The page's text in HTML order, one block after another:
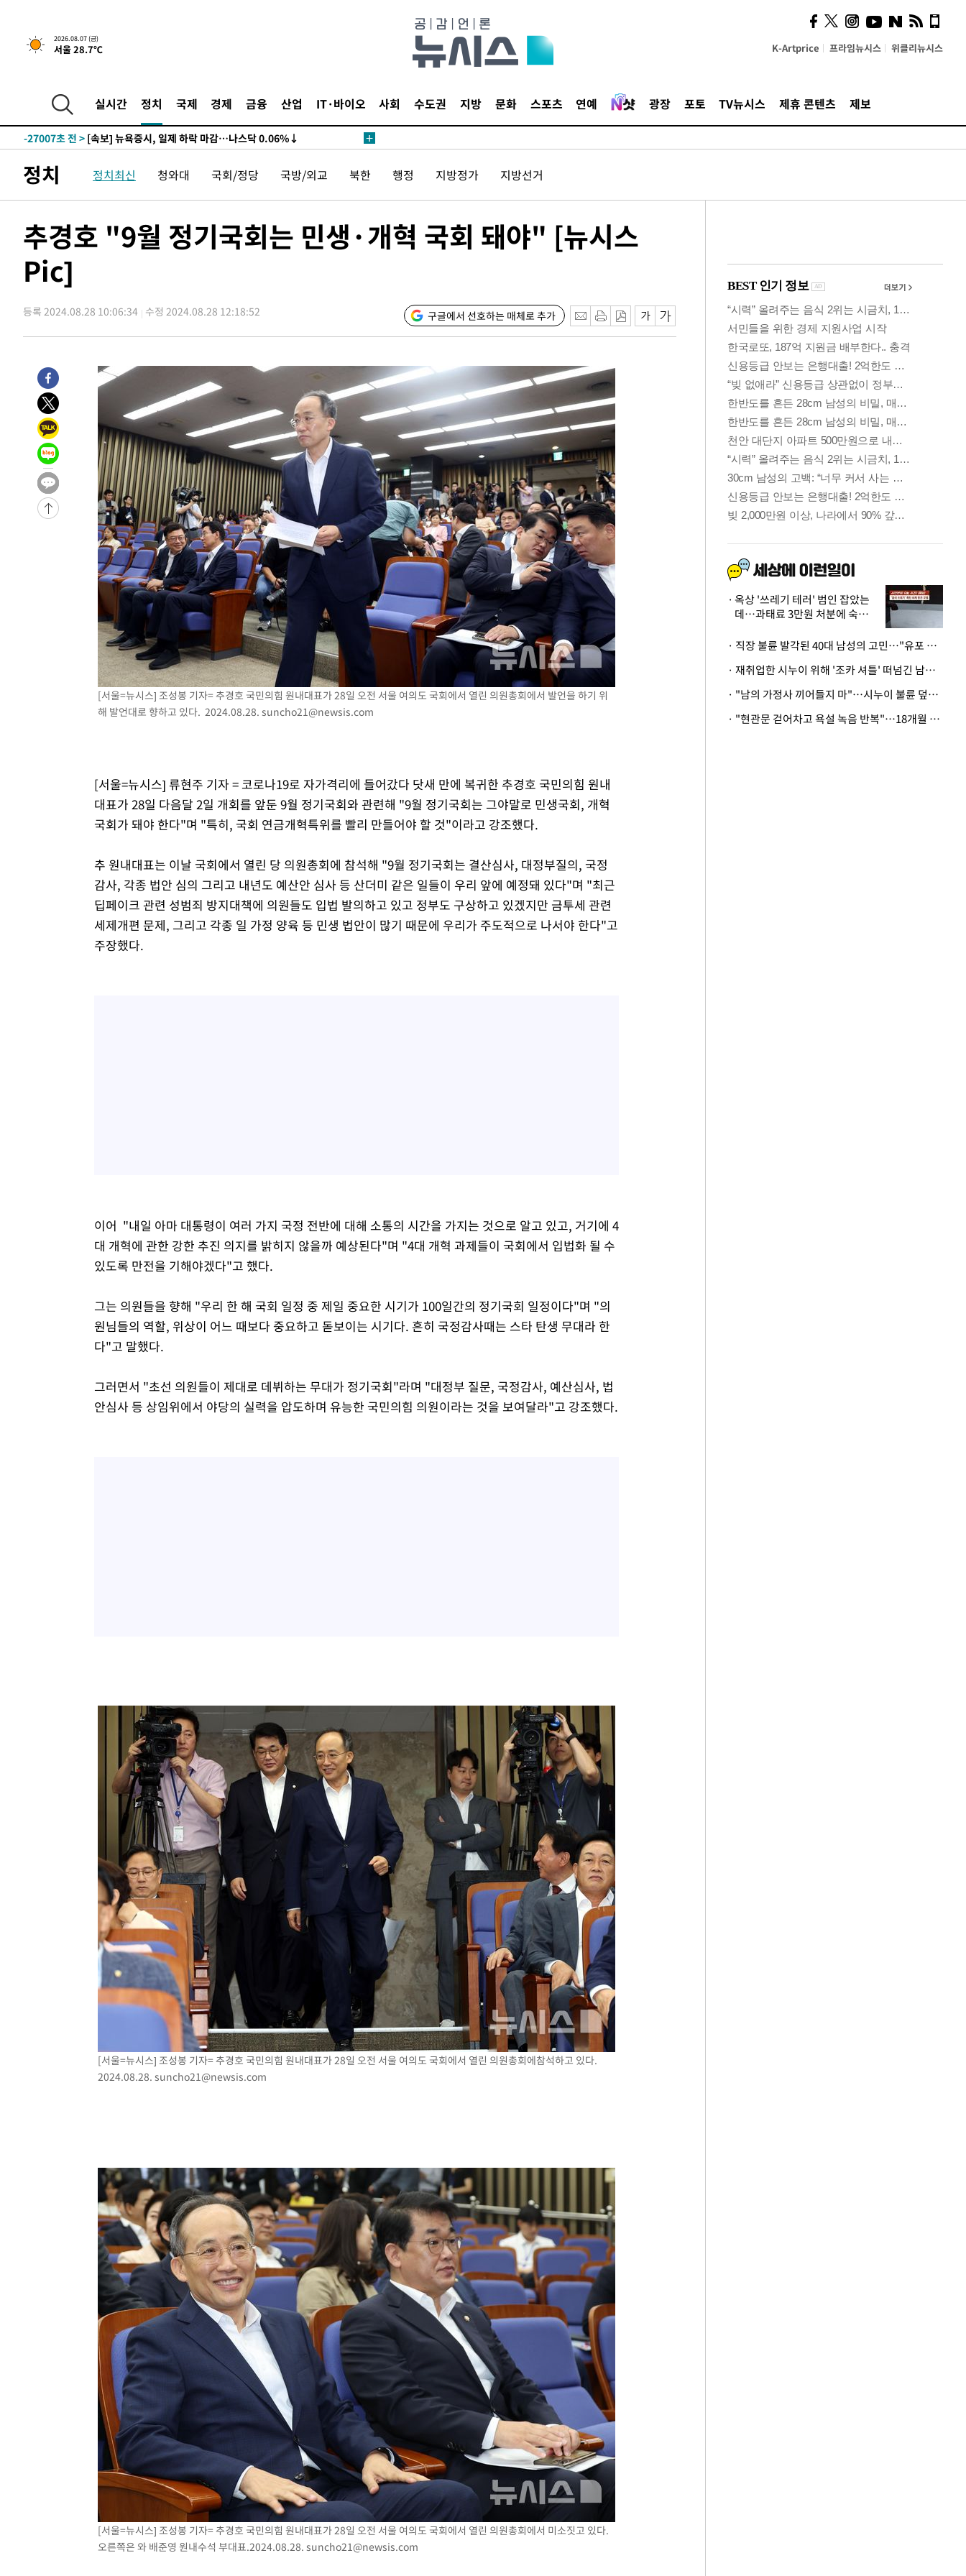
2026.08.07 (금)
서울 28.7℃ K-Artprice 프라임뉴시스 위클리뉴시스
실시간 정치 국제 경제 금융 산업 IT·바이오 사회 수도권 지방 문화 스포츠 연예 광장 포토 TV뉴시스 제휴 콘텐츠 제보
-29307초 전 >
[속보]트럼프, 美 원정출산 금지 행정명령 서명
-27007초 전 >[속보] 뉴욕증시, 일제 하락 마감…나스닥 0.06%↓
-31176초 전 >[속보]美, 폴리실리콘 수입 규제…파생제품 15% 관세, 120일 후
발효
-29327초 전 >
[속보]트럼프, 美 원정출산 금지 행정명령 서명
-27027초 전 >
[속보] 뉴욕증시, 일제 하락 마감…나스닥 0.06%↓
정치 정치최신 청와대 국회/정당 국방/외교 북한 행정 지방정가 지방선거
추경호 "9월 정기국회는 민생·개혁 국회 돼야" [뉴시스
Pic]
등록 2024.08.28 10:06:34 수정 2024.08.28 12:18:52 구글에서 선호하는 매체로 추가
[서울=뉴시스] 조성봉 기자= 추경호 국민의힘 원내대표가 28일 오전 서울 여의도 국회에서 열린 의원총회에서 발언을 하기 위
해 발언대로 향하고 있다. 2024.08.28. suncho21@newsis.com
[서울=뉴시스] 류현주 기자 = 코로나19로 자가격리에 들어갔다 닷새 만에 복귀한 추경호 국민의힘 원내
대표가 28일 다음달 2일 개회를 앞둔 9월 정기국회와 관련해 "9월 정기국회는 그야말로 민생국회, 개혁
국회가 돼야 한다"며 "특히, 국회 연금개혁특위를 빨리 만들어야 할 것"이라고 강조했다.
추 원내대표는 이날 국회에서 열린 당 의원총회에 참석해 "9월 정기국회는 결산심사, 대정부질의, 국정
감사, 각종 법안 심의 그리고 내년도 예산안 심사 등 산더미 같은 일들이 우리 앞에 예정돼 있다"며 "최근
딥페이크 관련 성범죄 방지대책에 의원들도 입법 발의하고 있고 정부도 구상하고 있겠지만 금투세 관련
세제개편 문제, 그리고 각종 일 가정 양육 등 민생 법안이 많기 때문에 우리가 주도적으로 나서야 한다"고
주장했다.
이어 "내일 아마 대통령이 여러 가지 국정 전반에 대해 소통의 시간을 가지는 것으로 알고 있고, 거기에 4
대 개혁에 관한 강한 추진 의지를 밝히지 않을까 예상된다"며 "4대 개혁 과제들이 국회에서 입법화 될 수
있도록 만전을 기해야겠다"고 했다.
그는 의원들을 향해 "우리 한 해 국회 일정 중 제일 중요한 시기가 100일간의 정기국회 일정이다"며 "의
원님들의 역할, 위상이 어느 때보다 중요하고 돋보이는 시기다. 흔히 국정감사때는 스타 탄생 무대라 한
다"고 말했다.
그러면서 "초선 의원들이 제대로 데뷔하는 무대가 정기국회"라며 "대정부 질문, 국정감사, 예산심사, 법
안심사 등 상임위에서 야당의 실력을 압도하며 유능한 국민의힘 의원이라는 것을 보여달라"고 강조했다.
[서울=뉴시스] 조성봉 기자= 추경호 국민의힘 원내대표가 28일 오전 서울 여의도 국회에서 열린 의원총회에참석하고 있다.
2024.08.28. suncho21@newsis.com
[서울=뉴시스] 조성봉 기자= 추경호 국민의힘 원내대표가 28일 오전 서울 여의도 국회에서 열린 의원총회에서 미소짓고 있다.
오른쪽은 와 배준영 원내수석 부대표.2024.08.28. suncho21@newsis.com
의견, 국토부·LH에 충실히
전달할 것"
옥상 '쓰레기 테러' 범인 잡았는
데…과태료 3만원 처분에 숙박업
· 직장 불륜 발각된 40대 남성의 고민…"유포 동료 명예훼손·협박죄 고소 가능할까"
· 재취업한 시누이 위해 '조카 셔틀' 떠넘긴 남편…아내 "난 못한다"
· "남의 가정사 끼어들지 마"…시누이 불륜 덮으려는 남편에 억울한 아내
· "현관문 걷어차고 욕설 녹음 반복"…18개월 아기 키우는 집 뒤흔든 '앞집의 비극'